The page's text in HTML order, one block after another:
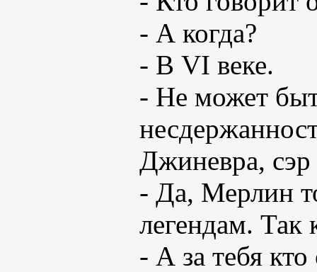
- А когда?
- В VI веке.
- Не может
Джиневра,
- Да, Мерлин
легендам. Так
- А за тебя кто